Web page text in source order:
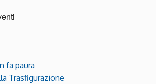
fa paura
Trasfigurazione